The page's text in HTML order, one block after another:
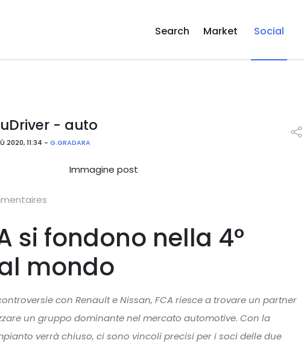
Search Market Social
- auto
2020, 11:34 - G.GRADARA
si fondono nella 4°
mondo
con Renault e Nissan, FCA riesce a trovare un partner
un gruppo dominante nel mercato automotive. Con la
verrà chiuso, ci sono vincoli precisi per i soci delle due